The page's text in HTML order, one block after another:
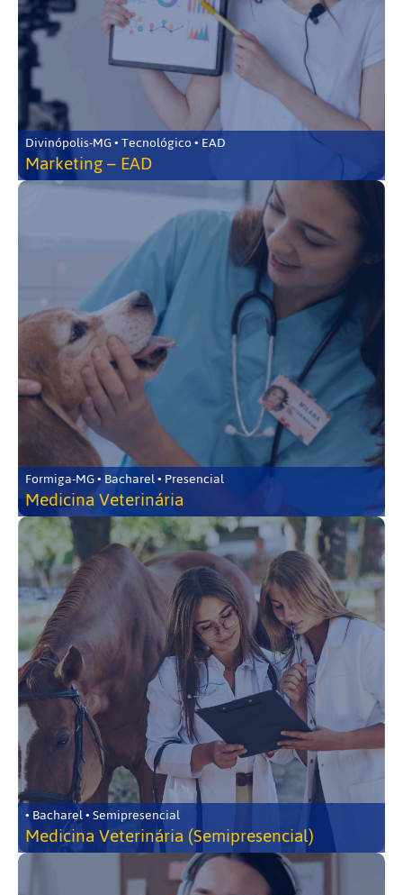
Divinópolis-MG • Tecnológico • EAD
Marketing – EAD
Formiga-MG • Bacharel • Presencial
Medicina Veterinária
• Bacharel • Semipresencial
Medicina Veterinária (Semipresencial)